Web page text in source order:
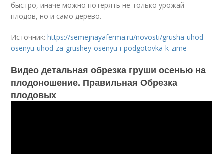
быстро, иначе можно потерять не только урожай
плодов, но и само дерево.
Источник:https://semejnayaferma.ru/novosti/grusha-uhod-
osenyu-uhod-za-grushey-osenyu-i-podgotovka-k-zime
Видео детальная обрезка груши осенью на
плодоношение. Правильная Обрезка
плодовых